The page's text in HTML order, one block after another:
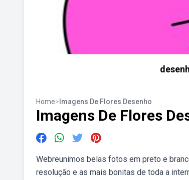
Home> Imagens De Flores Desenho
Imagens De Flores
Webreunimos belas fotos em preto e
resolução e as mais bonitas de toda a